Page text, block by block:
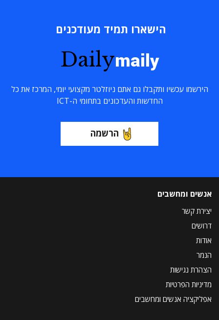
הישארו תמיד מעודכנים
Dailymaily
הירשמו עכשיו ותקבלו גם אתם ניוזלטר מקצועי יומי, המרכז את כל
החדשות והעדכונים בתחומי ה-ICT
הרשמה
אנשים ומחשבים
יצירת קשר
דרושים
אודות
הנמר
הצהרת נגישות
מדיניות הפרטיות
אפליקציה אנשים ומחשבים